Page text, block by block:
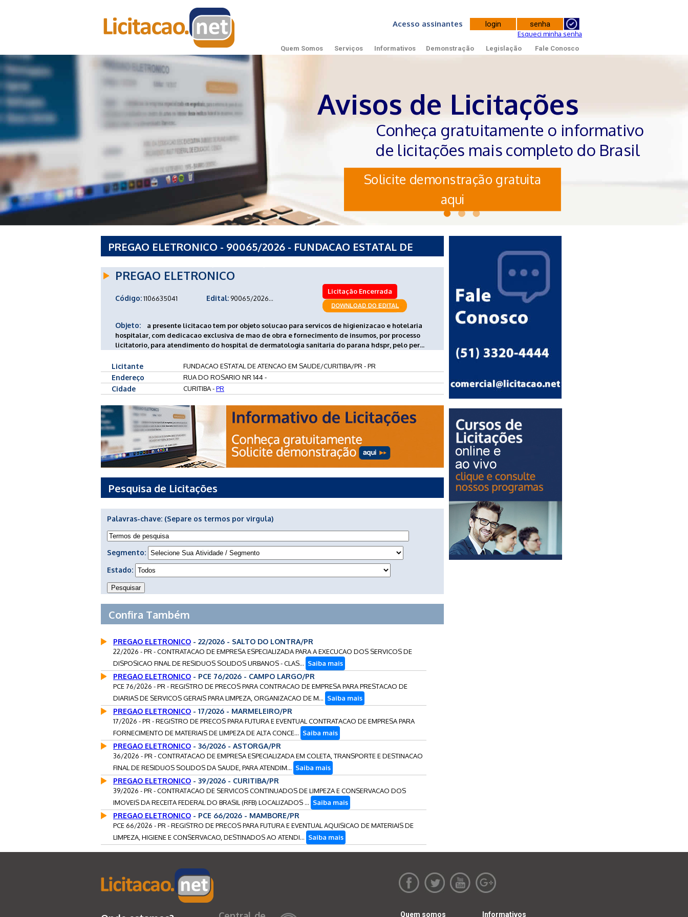
Acesso assinantes
Esqueci minha senha
Quem Somos Serviços Informativos Demonstração Legislação Fale Conosco
Avisos de Licitações
Conheça gratuitamente o informativo
de licitações mais completo do Brasil
Solicite demonstração gratuita
aqui
PREGAO ELETRONICO - 90065/2026 - FUNDACAO ESTATAL DE
PREGAO ELETRONICO
Código:1106635041 Edital: 90065/2026...
Licitação Encerrada
Objeto:
a presente licitacao tem por objeto solucao para servicos de higienizacao e hotelaria
hospitalar, com dedicacao exclusiva de mao de obra e fornecimento de insumos, por processo
licitatorio, para atendimento do hospital de dermatologia sanitaria do parana hdspr, pelo per...
Licitante FUNDACAO ESTATAL DE ATENCAO EM SAUDE/CURITIBA/PR - PR
Endereço RUA DO ROSARIO NR 144 -
Cidade CURITIBA -PR
Pesquisa de Licitações
Palavras-chave: (Separe os termos por virgula)
Segmento:
Estado:
Confira Também
PREGAO ELETRONICO - 22/2026 - SALTO DO LONTRA/PR
22/2026 - PR - CONTRATACAO DE EMPRESA ESPECIALIZADA PARA A EXECUCAO DOS SERVICOS DE
DISPOSICAO FINAL DE RESIDUOS SOLIDOS URBANOS - CLAS... Saiba mais
PREGAO ELETRONICO - PCE 76/2026 - CAMPO LARGO/PR
PCE 76/2026 - PR - REGISTRO DE PRECOS PARA CONTRACAO DE EMPRESA PARA PRESTACAO DE
DIARIAS DE SERVICOS GERAIS PARA LIMPEZA, ORGANIZACAO DE M... Saiba mais
PREGAO ELETRONICO - 17/2026 - MARMELEIRO/PR
17/2026 - PR - REGISTRO DE PRECOS PARA FUTURA E EVENTUAL CONTRATACAO DE EMPRESA PARA
FORNECIMENTO DE MATERIAIS DE LIMPEZA DE ALTA CONCE... Saiba mais
PREGAO ELETRONICO - 36/2026 - ASTORGA/PR
36/2026 - PR - CONTRATACAO DE EMPRESA ESPECIALIZADA EM COLETA, TRANSPORTE E DESTINACAO
FINAL DE RESIDUOS SOLIDOS DA SAUDE, PARA ATENDIM... Saiba mais
PREGAO ELETRONICO - 39/2026 - CURITIBA/PR
39/2026 - PR - CONTRATACAO DE SERVICOS CONTINUADOS DE LIMPEZA E CONSERVACAO DOS
IMOVEIS DA RECEITA FEDERAL DO BRASIL (RFB) LOCALIZADOS ... Saiba mais
PREGAO ELETRONICO - PCE 66/2026 - MAMBORE/PR
PCE 66/2026 - PR - REGISTRO DE PRECOS PARA FUTURA E EVENTUAL AQUISICAO DE MATERIAIS DE
LIMPEZA, HIGIENE E CONSERVACAO, DESTINADOS AO ATENDI... Saiba mais
Quem somos Informativos